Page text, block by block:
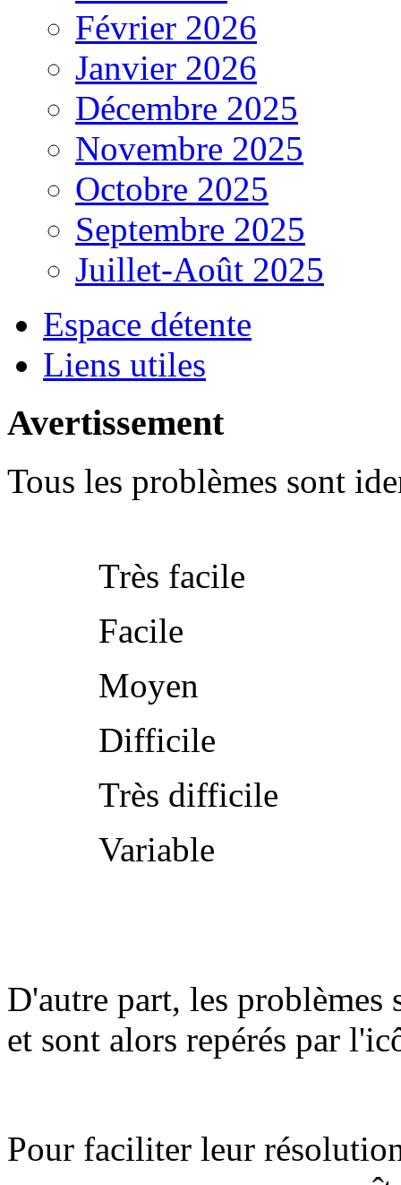
Février 2026
Janvier 2026
Décembre 2025
Novembre 2025
Octobre 2025
Septembre 2025
Juillet-Août 2025
Espace détente
Liens utiles
Avertissement
Tous les problèmes sont
Très facile
Facile
Moyen
Difficile
Très difficile
Variable
D'autre part, les problèmes
et sont alors repérés par
Pour faciliter leur